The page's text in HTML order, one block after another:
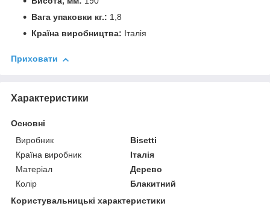
Вага упаковки кг.: 1,8
Країна виробництва: Італія
Приховати
Характеристики
Основні
Виробник
Bisetti
Країна виробник
Італія
Матеріал
Дерево
Колір
Блакитний
Користувальницькі характеристики